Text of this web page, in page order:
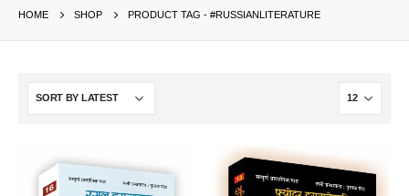
HOME SHOP PRODUCT TAG - #RUSSIANLITERATURE